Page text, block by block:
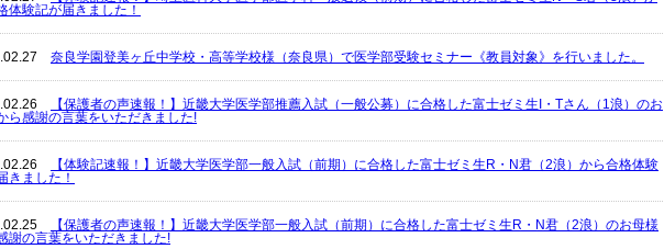
体験記が届きました！
奈良学園登美ヶ丘中学校・高等学校様（奈良県）で医学部受験セミナー《教員対象》を行いました。
【保護者の声速報！】近畿大学医学部推薦入試（一般公募）に合格した富士ゼミ生I・Tさん（1浪）のお
ら感謝の言葉をいただきました!
【体験記速報！】近畿大学医学部一般入試（前期）に合格した富士ゼミ生R・N君（2浪）から合格体験
きました！
【保護者の声速報！】近畿大学医学部一般入試（前期）に合格した富士ゼミ生R・N君（2浪）のお母様
謝の言葉をいただきました!